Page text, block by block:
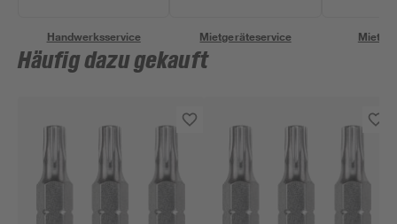
Handwerksservice Mietgeräteservice
Häufig dazu gekauft